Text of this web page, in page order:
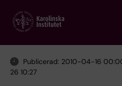
main
Publicerad: 2010-04-16
26 10:27